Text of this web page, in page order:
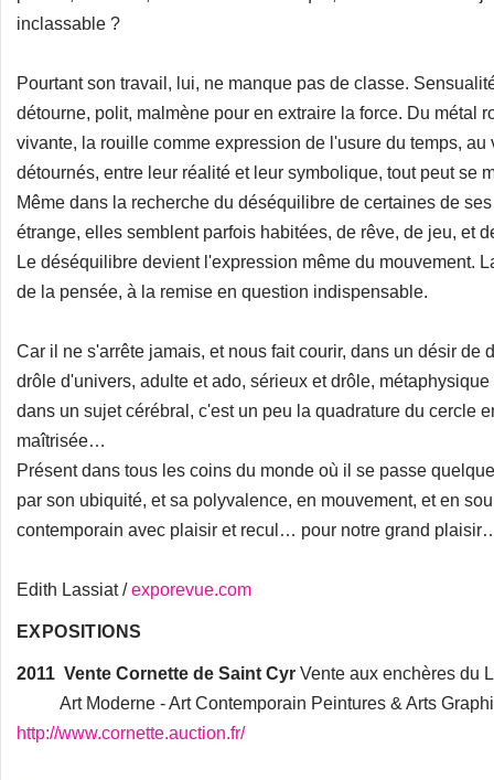
inclassable ?
Pourtant son travail, lui, ne manque pas de classe.
détourne, polit, malmène pour en extraire la force. Du métal
vivante, la rouille comme expression de l'usure du temps, au
détournés, entre leur réalité et leur symbolique, tout peut se
Même dans la recherche du déséquilibre de certaines de
étrange, elles semblent parfois habitées, de rêve, de jeu, et
Le déséquilibre devient l'expression même du mouvement.
de la pensée, à la remise en question indispensable.
Car il ne s'arrête jamais, et nous fait courir, dans un désir de
drôle d'univers, adulte et ado, sérieux et drôle,
dans un sujet cérébral, c'est un peu la quadrature du cercle
maîtrisée…
Présent dans tous les coins du monde où il se passe
par son ubiquité, et sa polyvalence, en mouvement, et en
contemporain avec plaisir et recul… pour notre grand
Edith Lassiat /exporevue.com
EXPOSITIONS
2011 Vente Cornette de Saint Cyr Vente aux enchères du
Art Moderne - Art Contemporain Peintures & Arts
http://www.cornette.auction.fr/